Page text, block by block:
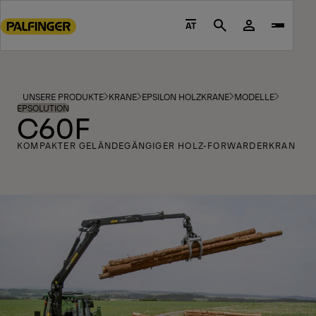
to
footer
content
AT Search
UNSERE PRODUKTE KRANE EPSILON HOLZKRANE MODELLE
EPSOLUTION
C60F
KOMPAKTER GELÄNDEGÄNGIGER HOLZ-FORWARDERKRAN